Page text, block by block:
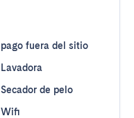
pago fuera del sitio
Lavadora
Secador de pelo
Wifi